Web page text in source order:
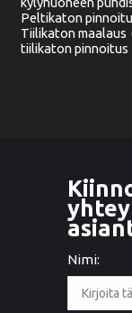
Peltikaton
Tiilikaton maalaus
tiilikaton pinnoitus
Nimi: